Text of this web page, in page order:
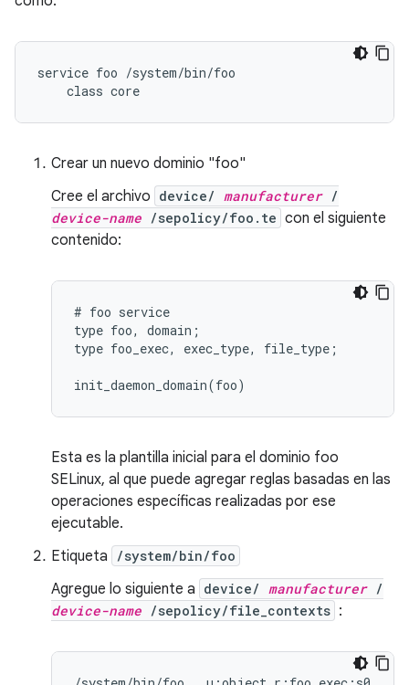
service foo /system/bin/foo
Crear un nuevo dominio "foo"
Cree el archivo device/ manufacturer/
device-name /sepolicy/foo.te con el siguiente
contenido:
# foo service
type foo, domain;
type foo_exec, exec_type, file_type;
Esta es la plantilla inicial para el dominio foo
SELinux, al que puede agregar reglas basadas en las
operaciones específicas realizadas por ese
ejecutable.
Etiqueta
/system/bin/foo
Agregue lo siguiente a device/ manufacturer/
device-name /sepolicy/file_contexts :